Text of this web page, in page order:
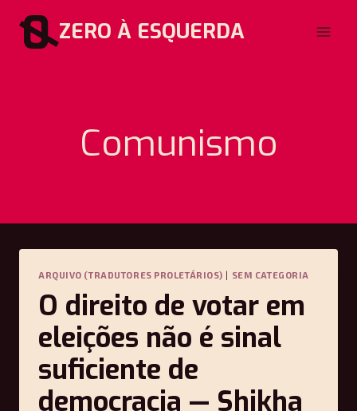
para
ZERO À ESQUERDA
Comunismo
ARQUIVO (TRADUTORES PROLETÁRIOS) | SEM CATEGORIA
O direito de votar em
eleições não é sinal
suficiente de
democracia — Shikha